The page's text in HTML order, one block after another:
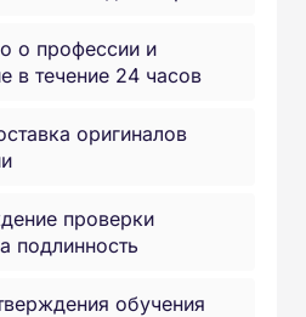
о профессии и
в течение 24 часов
оригиналов
проверки
подлинность
обучения